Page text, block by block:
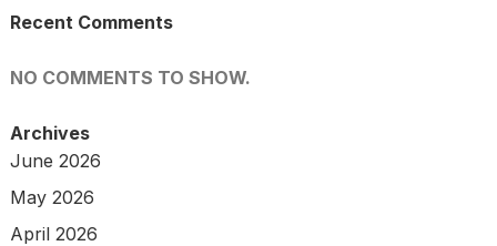
Recent Comments
NO COMMENTS TO SHOW.
Archives
June 2026
May 2026
April 2026